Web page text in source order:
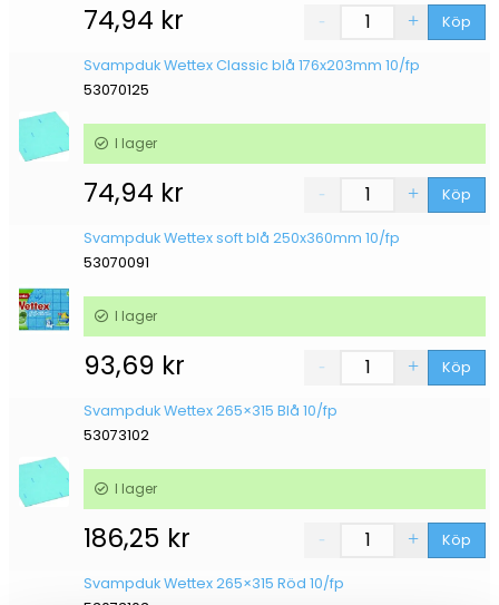
74,94 kr Köp
Svampduk Wettex Classic blå 176x203mm 10/fp
53070125
74,94 kr Köp
I lager
Svampduk Wettex soft blå 250x360mm 10/fp
53070091
93,69 kr Köp
I lager
Svampduk Wettex 265×315 Blå 10/fp
53073102
186,25 kr Köp
I lager
Svampduk Wettex 265×315 Röd 10/fp